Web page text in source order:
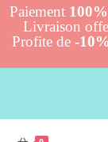
Paiement
Livraison
Profite de -10%
content